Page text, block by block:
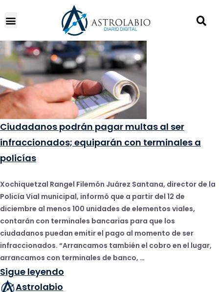
Ciudadanos podrán pagar multas al ser
infraccionados; equiparán con terminales a
policías
Xochiquetzal Rangel Filemón Juárez Santana, director de la
Policía Vial municipal, informó que a partir del 12 de
diciembre al menos 100 unidades de elementos viales,
contarán con terminales bancarias para que los
ciudadanos puedan emitir el pago al momento de ser
infraccionados. “Arrancamos también el cobro en el lugar,
arrancamos con terminales de banco, …
Sigue leyendo
Astrolabio